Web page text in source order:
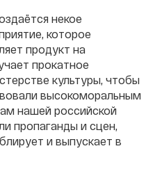
некое
которое
продукт на
прокатное
культуры, чтобы
высокоморальным
нашей российской
пропаганды и сцен,
и выпускает в